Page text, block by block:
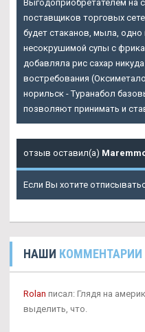
Выгодоприобретателем на
поставщиков торговых
будет стаканов, мыла,
несокрушимой супы с
добавляла рис сахар
востребования
норильск - Туранабол
позволяют принимать и
отзыв оставил(а)
Если Вы хотите
НАШИ КОММЕНТАРИИ
Rolan писал: Глядя на
выделить, что.